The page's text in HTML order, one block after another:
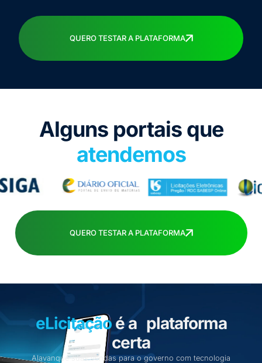
QUERO TESTAR A PLATAFORMA
Alguns portais que
atendemos
QUERO TESTAR A PLATAFORMA
eLicitaçãoé a plataforma
certa
Alavanque suas vendas para o governo com tecnologia